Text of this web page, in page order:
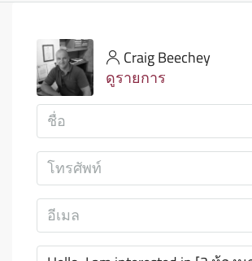
Craig Beechey
ดูรายการ